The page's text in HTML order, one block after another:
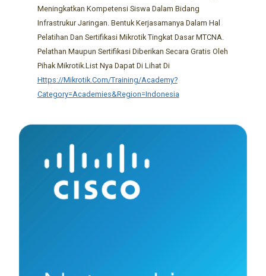
Meningkatkan Kompetensi Siswa Dalam Bidang
Infrastrukur Jaringan. Bentuk Kerjasamanya Dalam Hal
Pelatihan Dan Sertifikasi Mikrotik Tingkat Dasar MTCNA.
Pelathan Maupun Sertifikasi Diberikan Secara Gratis Oleh
Pihak Mikrotik.List Nya Dapat Di Lihat Di
Https://mikrotik.com/training/academy?
Category=academies&region=Indonesia